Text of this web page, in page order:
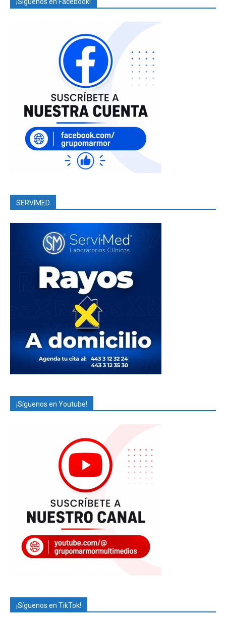
SERVIMED
¡Síguenos en Youtube!
¡Síguenos en TikTok!